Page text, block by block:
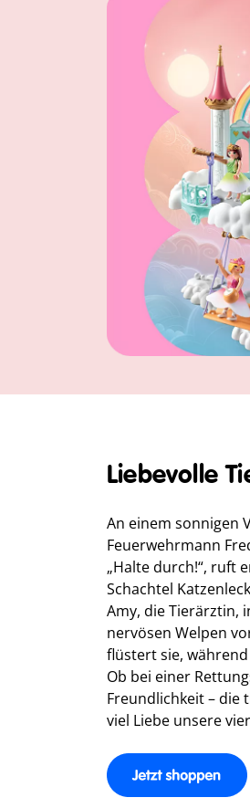
Liebevolle
An einem sonnigen
Feuerwehrmann
„Halte durch!“, ruft
Schachtel
Amy, die Tierärztin,
nervösen Welpen
flüstert sie,
Ob bei einer
Freundlichkeit – die
viel Liebe unsere